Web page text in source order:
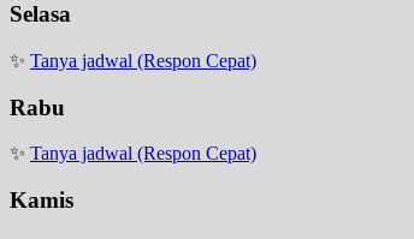
Selasa
✨ Tanya jadwal (Respon Cepat)
Rabu
✨ Tanya jadwal (Respon Cepat)
Kamis